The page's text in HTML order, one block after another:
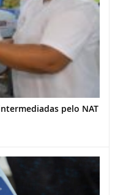
pelo NAT